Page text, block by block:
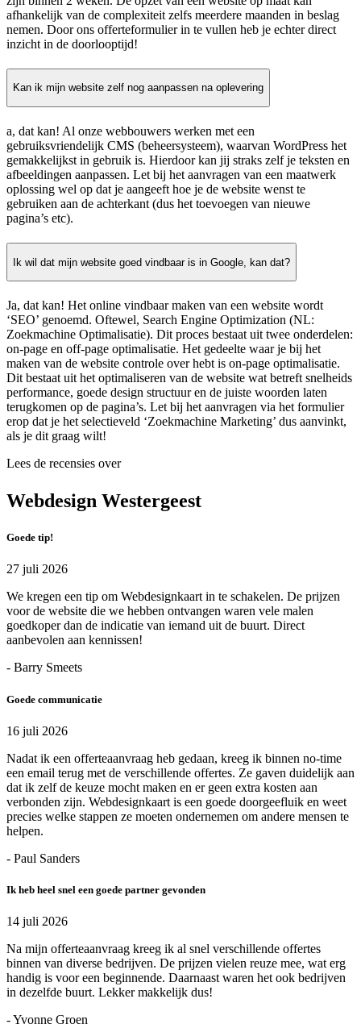
afhankelijk van de complexiteit zelfs meerdere maanden in beslag
nemen. Door ons offerteformulier in te vullen heb je echter direct
inzicht in de doorlooptijd!
Kan ik mijn website zelf nog aanpassen na oplevering
a, dat kan! Al onze webbouwers werken met een
gebruiksvriendelijk CMS (beheersysteem), waarvan WordPress het
gemakkelijkst in gebruik is. Hierdoor kan jij straks zelf je teksten en
afbeeldingen aanpassen. Let bij het aanvragen van een maatwerk
oplossing wel op dat je aangeeft hoe je de website wenst te
gebruiken aan de achterkant (dus het toevoegen van nieuwe
pagina’s etc).
Ik wil dat mijn website goed vindbaar is in Google, kan dat?
Ja, dat kan! Het online vindbaar maken van een website wordt
‘SEO’ genoemd. Oftewel, Search Engine Optimization (NL:
Zoekmachine Optimalisatie). Dit proces bestaat uit twee onderdelen:
on-page en off-page optimalisatie. Het gedeelte waar je bij het
maken van de website controle over hebt is on-page optimalisatie.
Dit bestaat uit het optimaliseren van de website wat betreft snelheids
performance, goede design structuur en de juiste woorden laten
terugkomen op de pagina’s. Let bij het aanvragen via het formulier
erop dat je het selectieveld ‘Zoekmachine Marketing’ dus aanvinkt,
als je dit graag wilt!
Lees de recensies over
Webdesign Westergeest
Goede tip!
27 juli 2026
We kregen een tip om Webdesignkaart in te schakelen. De prijzen
voor de website die we hebben ontvangen waren vele malen
goedkoper dan de indicatie van iemand uit de buurt. Direct
aanbevolen aan kennissen!
- Barry Smeets
Goede communicatie
16 juli 2026
Nadat ik een offerteaanvraag heb gedaan, kreeg ik binnen no-time
een email terug met de verschillende offertes. Ze gaven duidelijk aan
dat ik zelf de keuze mocht maken en er geen extra kosten aan
verbonden zijn. Webdesignkaart is een goede doorgeefluik en weet
precies welke stappen ze moeten ondernemen om andere mensen te
helpen.
- Paul Sanders
Ik heb heel snel een goede partner gevonden
14 juli 2026
Na mijn offerteaanvraag kreeg ik al snel verschillende offertes
binnen van diverse bedrijven. De prijzen vielen reuze mee, wat erg
handig is voor een beginnende. Daarnaast waren het ook bedrijven
in dezelfde buurt. Lekker makkelijk dus!
- Yvonne Groen